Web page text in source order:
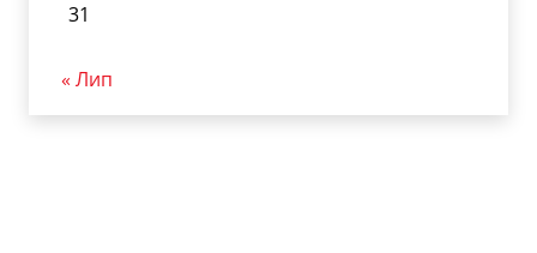
31
« Лип